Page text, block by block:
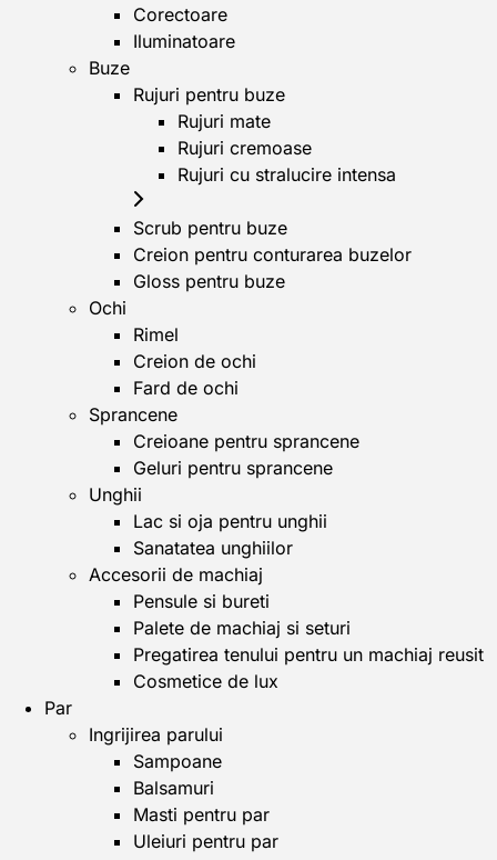
Corectoare
Iluminatoare
Buze
Rujuri pentru buze
Rujuri mate
Rujuri cremoase
Rujuri cu stralucire intensa
Scrub pentru buze
Creion pentru conturarea buzelor
Gloss pentru buze
Ochi
Rimel
Creion de ochi
Fard de ochi
Sprancene
Creioane pentru sprancene
Geluri pentru sprancene
Unghii
Lac si oja pentru unghii
Sanatatea unghiilor
Accesorii de machiaj
Pensule si bureti
Palete de machiaj si seturi
Pregatirea tenului pentru un machiaj reusit
Cosmetice de lux
Par
Ingrijirea parului
Sampoane
Balsamuri
Masti pentru par
Uleiuri pentru par